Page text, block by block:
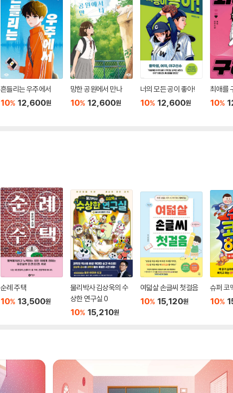
흔들리는 우주에서
10% 12,600원
망한 공원에서 만나
10% 12,600원
너의 모든 공이 좋아!
10% 12,600원
최애를
10%
순례 주택
10% 13,500원
물리박사 김상욱의 수
상한 연구실 0
10% 15,210원
여덟살 손글씨 첫걸음
10% 15,120원
슈퍼 코
10%